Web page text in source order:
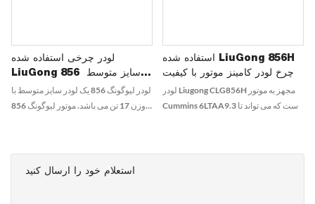
استعلام خود را ارسال کنید
لودر چرخی استفاده شده
LiuGong 856 سایز متوسط ​​
چین بار نامی 5 تن را ساخته
است
لودر لیوگونگ 856 یک لودر سایز متوسط ​​با
وزن 17 تن می باشد. موتور لیوگونگ 856
است. لیوگونگ 856 دارای سرعت سفر
سریع 38 کیلومتر بر ساعت و ظرفیت
استفاده شده LiuGong 856H
چرخ لودر کامینز موتور با کیفیت
بالا
لودر Liugong CLG856H مجهز به موتور
Cummins 6LTAA9.3 است که می تواند تا
کاری کنار بیاید.